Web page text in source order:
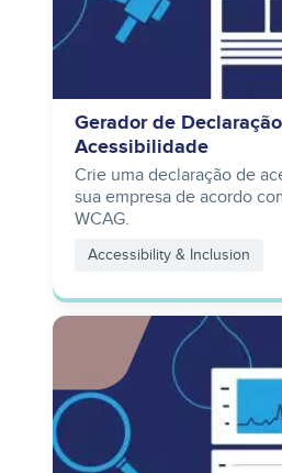
Gerador de
Acessibilidade
Crie uma declaração de
sua empresa de acordo
WCAG.
Accessibility & Inclusion
Image